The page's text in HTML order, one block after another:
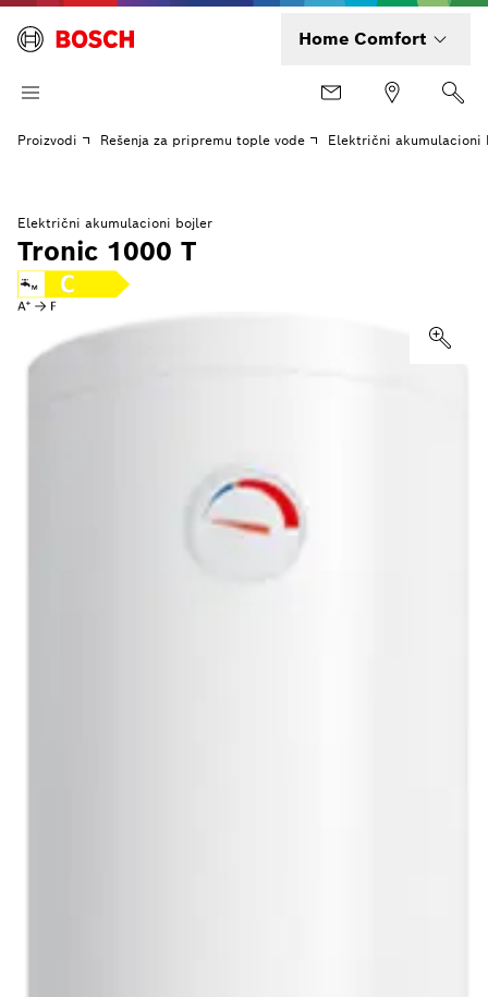
Home Comfort
Proizvodi Rešenja za pripremu tople vode Električni akumulacioni
Električni akumulacioni bojler
Tronic 1000 T